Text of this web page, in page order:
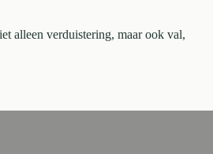
alleen verduistering, maar ook val,